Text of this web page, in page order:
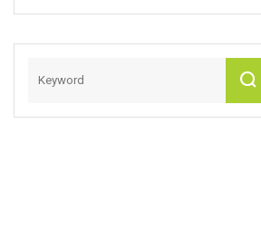
Aves Crudas